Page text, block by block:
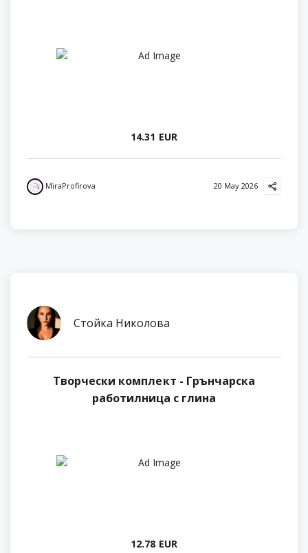
14.31 EUR
MiraProfirova 20 May 2026
Стойка Николова
Творчески комплект - Грънчарска
работилница с глина
12.78 EUR